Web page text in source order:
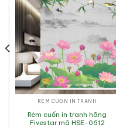
RÈM CUỐN IN TRANH
Rèm cuốn in tranh hãng
Fivestar mã HSE-0612